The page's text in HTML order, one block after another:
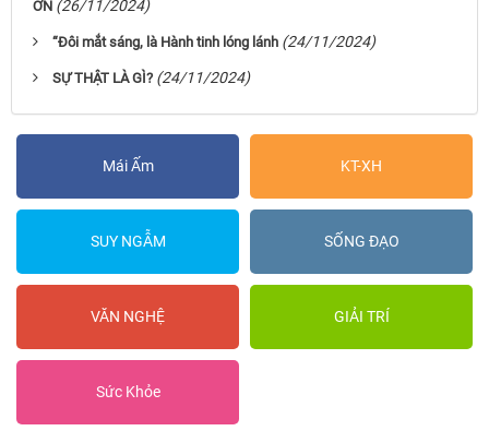
ƠN (26/11/2024)
“Đôi mắt sáng, là Hành tinh lóng lánh (24/11/2024)
SỰ THẬT LÀ GÌ? (24/11/2024)
Mái Ấm KT-XH
SUY NGẪM SỐNG ĐẠO
VĂN NGHỆ GIẢI TRÍ
Sức Khỏe